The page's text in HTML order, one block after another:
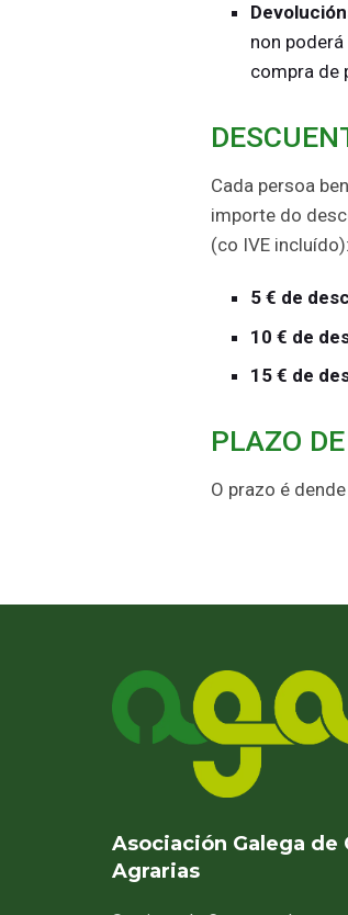
non
compra de
Cada persoa
importe do
(co IVE incluído):
5 € de
10 € de
15 € de
PLAZO
O prazo é
Asociación Galega de
Agrarias